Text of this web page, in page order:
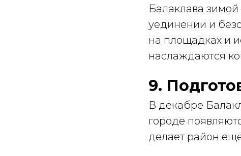
Балаклава
уединении и
на площадках и
наслаждаются
9.
В декабре
городе
делает район